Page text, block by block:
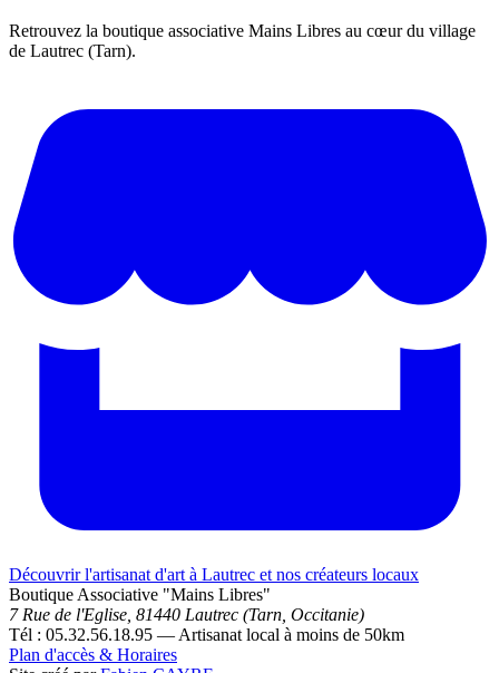
Retrouvez la boutique associative Mains Libres au cœur du village
de Lautrec (Tarn).
Découvrir l'artisanat d'art à Lautrec et nos créateurs locaux
Boutique Associative "Mains Libres"
7 Rue de l'Eglise, 81440 Lautrec (Tarn, Occitanie)
Tél : 05.32.56.18.95 — Artisanat local à moins de 50km
Plan d'accès & Horaires